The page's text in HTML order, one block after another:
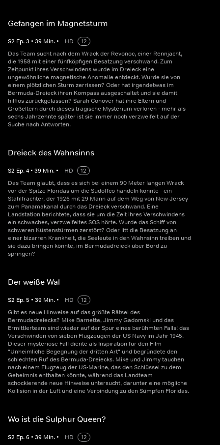
Gefangen im Magnetsturm
S2 Ep.3 • 39 Min. • HD
12
Das Team sucht nach dem Wrack der Revonoc, einer Rennjacht,
die 1958 mit einer fünfköpfigen Besatzung verschwand. Zum
Zeitpunkt ihres Verschwindens wurde im Dreieck eine
ungewöhnliche magnetische Anomalie entdeckt. Wurde sie von
einem plötzlichen Sturm zerrissen? Oder hat irgendetwas im
Bermuda-Dreieck ihren Kompass ausgeschaltet und sie damit
hilflos zurückgelassen? Sarah Conover hat ihre Eltern und
Großeltern durch dieses tragische Mysterium verloren - mehr als
sechs Jahrzehnte später ist sie immer noch verzweifelt auf der
Suche nach Antworten.
Dreieck des Wahnsinns
S2 Ep.4 • 39 Min. • HD
12
Das Team glaubt, dass es sich bei einem 90 Meter langen Wrack
vor der Spitze Floridas um die Sudoffco handeln könnte - ein
Stahlfrachter, der 1926 mit 29 Mann auf dem Weg von New Jersey
zum Panamakanal durch das Dreieck verschwand. Eine
Landstation berichtete, dass sie um die Zeit ihres Verschwindens
ein schwaches, verzweifeltes SOS hörte. Wurde das Schiff von
schweren Küstenstürmen zerstört? Oder litt die Besatzung an
einer bizarren Krankheit, die Seeleute in den Wahnsinn treiben und
sie dazu bringen könnte, im Bermudadreieck über Bord zu
springen?
Der weiße Wal
S2 Ep.5 • 39 Min. • HD
12
Gibt es neue Hinweise auf das größte Rätsel des
Bermudadreiecks? Mike Barnette, Jimmy Gadomski und das
Ermittlerteam sind wieder auf der Spur eines berühmten Falls: das
Verschwinden von sieben Flugzeugen der US Navy im Jahr 1945.
Dieser mysteriöse Fall diente als Inspiration für den Film
"Unheimliche Begegnung der dritten Art" und begründete den
schlechten Ruf des Bermuda-Dreiecks. Mike und Jimmy tauchen
nach einem Flugzeug der US-Marine, das den Schlüssel zu dem
Geheimnis enthalten könnte, während das Landteam
schockierende neue Hinweise untersucht, darunter eine mögliche
Kollision in der Luft und eine Verbindung zu den Sümpfen Floridas.
Wo ist die Sulphur Queen?
S2 Ep.6 • 39 Min. • HD
12